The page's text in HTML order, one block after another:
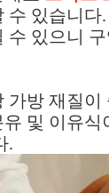
수 있습니다
수 있으니
가방 재질이
및 이유식
.